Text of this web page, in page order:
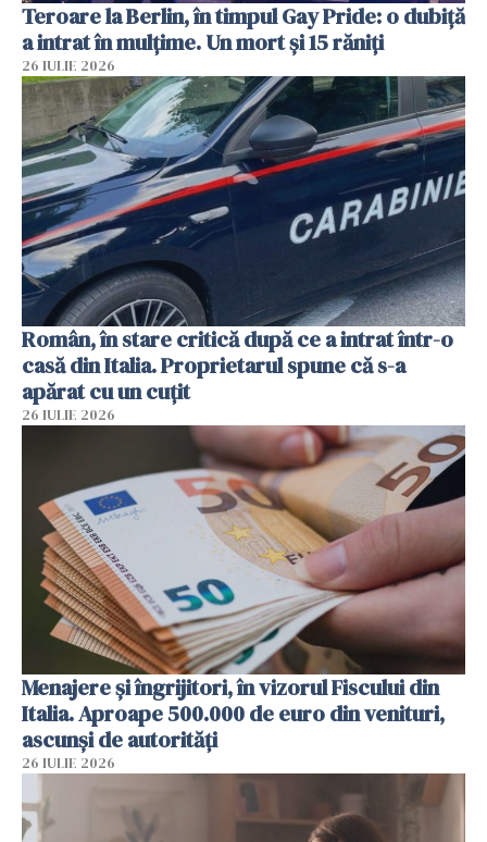
Teroare la Berlin, în timpul Gay Pride: o dubiță
a intrat în mulțime. Un mort și 15 răniți
26 IULIE 2026
Român, în stare critică după ce a intrat într-o
casă din Italia. Proprietarul spune că s-a
apărat cu un cuțit
26 IULIE 2026
Menajere și îngrijitori, în vizorul Fiscului din
Italia. Aproape 500.000 de euro din venituri,
ascunși de autorități
26 IULIE 2026